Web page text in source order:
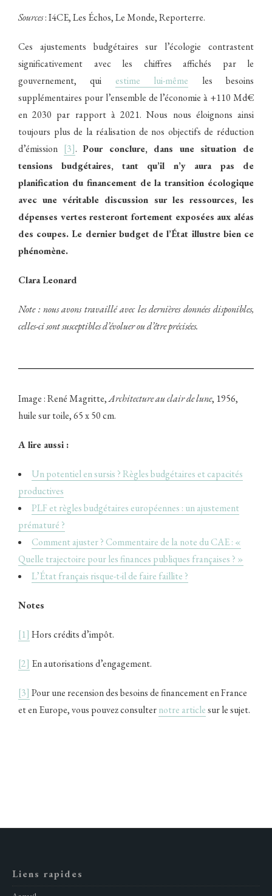
Sources: I4CE, Les Échos, Le Monde, Reporterre.
Ces ajustements budgétaires sur l’écologie contrastent
significativement avec les chiffres affichés par le
gouvernement, qui estime lui-même les besoins
supplémentaires pour l’ensemble de l’économie à +110 Md€
en 2030 par rapport à 2021. Nous nous éloignons ainsi
toujours plus de la réalisation de nos objectifs de réduction
d’émission [3].Pour conclure, dans une situation de
tensions budgétaires,
tant qu’il n’y aura pas de
planification du financement de la transition écologique
avec une véritable discussion sur les ressources, les
dépenses vertes resteront fortement exposées aux aléas
des coupes. Le dernier budget de l’État illustre bien ce
phénomène.
Clara Leonard
Note : nous avons travaillé avec les dernières données disponibles,
celles-ci sont susceptibles d’évoluer ou d’être précisées.
Image : René Magritte,Architecture au clair de lune, 1956,
huile sur toile, 65 x 50 cm.
A lire aussi :
Un potentiel en sursis ? Règles budgétaires et capacités
productives
PLF et règles budgétaires européennes : un ajustement
prématuré ?
Comment ajuster ? Commentaire de la note du CAE : «
Quelle trajectoire pour les finances publiques françaises ? »
L’État français risque-t-il de faire faillite ?
Notes
[1] Hors crédits d’impôt.
[2] En autorisations d’engagement.
[3] Pour une recension des besoins de financement en France
et en Europe, vous pouvez consulternotre articlesur le sujet.
Liens rapides